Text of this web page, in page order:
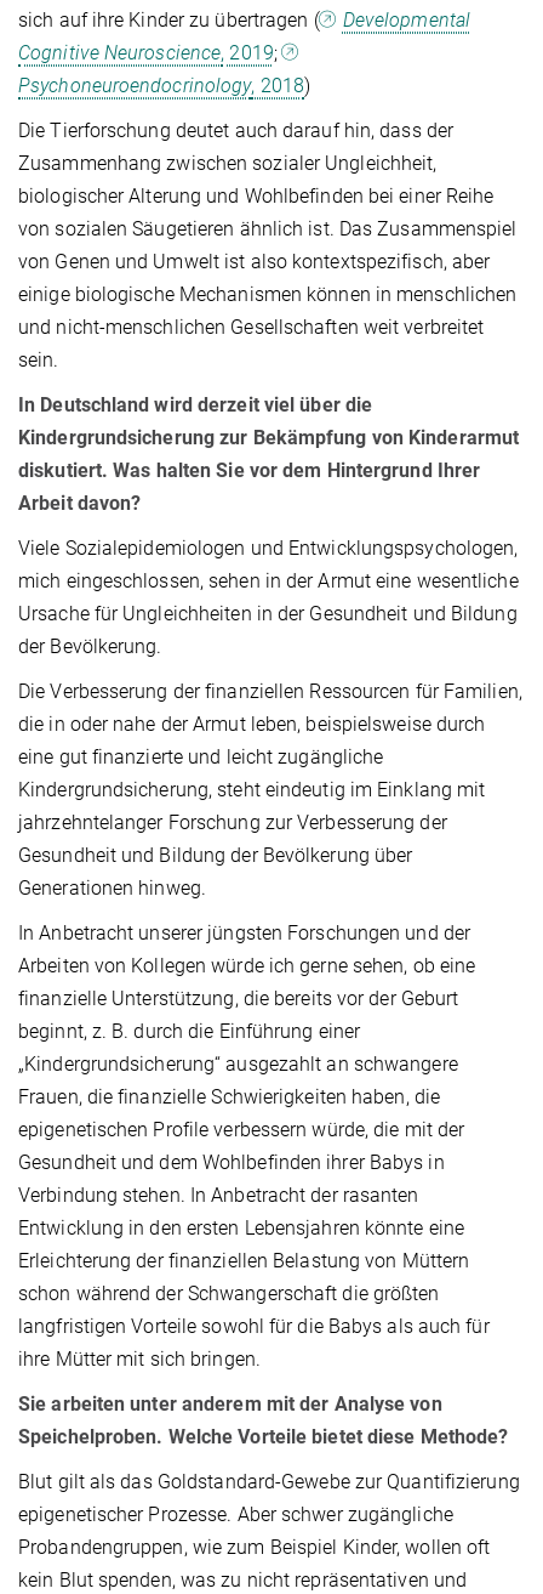
sich auf ihre Kinder zu übertragen (
Developmental
Cognitive Neuroscience, 2019;
Psychoneuroendocrinology, 2018)
Die Tierforschung deutet auch darauf hin, dass der
Zusammenhang zwischen sozialer Ungleichheit,
biologischer Alterung und Wohlbefinden bei einer Reihe
von sozialen Säugetieren ähnlich ist. Das Zusammenspiel
von Genen und Umwelt ist also kontextspezifisch, aber
einige biologische Mechanismen können in menschlichen
und nicht-menschlichen Gesellschaften weit verbreitet
sein.
In Deutschland wird derzeit viel über die
Kindergrundsicherung zur Bekämpfung von Kinderarmut
diskutiert. Was halten Sie vor dem Hintergrund Ihrer
Arbeit davon?
Viele Sozialepidemiologen und Entwicklungspsychologen,
mich eingeschlossen, sehen in der Armut eine wesentliche
Ursache für Ungleichheiten in der Gesundheit und Bildung
der Bevölkerung.
Die Verbesserung der finanziellen Ressourcen für Familien,
die in oder nahe der Armut leben, beispielsweise durch
eine gut finanzierte und leicht zugängliche
Kindergrundsicherung, steht eindeutig im Einklang mit
jahrzehntelanger Forschung zur Verbesserung der
Gesundheit und Bildung der Bevölkerung über
Generationen hinweg.
In Anbetracht unserer jüngsten Forschungen und der
Arbeiten von Kollegen würde ich gerne sehen, ob eine
finanzielle Unterstützung, die bereits vor der Geburt
beginnt, z. B. durch die Einführung einer
„Kindergrundsicherung“ ausgezahlt an schwangere
Frauen, die finanzielle Schwierigkeiten haben, die
epigenetischen Profile verbessern würde, die mit der
Gesundheit und dem Wohlbefinden ihrer Babys in
Verbindung stehen. In Anbetracht der rasanten
Entwicklung in den ersten Lebensjahren könnte eine
Erleichterung der finanziellen Belastung von Müttern
schon während der Schwangerschaft die größten
langfristigen Vorteile sowohl für die Babys als auch für
ihre Mütter mit sich bringen.
Sie arbeiten unter anderem mit der Analyse von
Speichelproben. Welche Vorteile bietet diese Methode?
Blut gilt als das Goldstandard-Gewebe zur Quantifizierung
epigenetischer Prozesse. Aber schwer zugängliche
Probandengruppen, wie zum Beispiel Kinder, wollen oft
kein Blut spenden, was zu nicht repräsentativen und